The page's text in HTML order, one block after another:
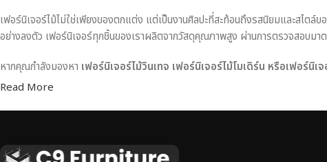
เฟอร์นิเจอร์ไม้ไม่ใช่เพียงของตกแต่ง แต่เป็นงานศิลปะที่สะท้อนถึงรสนิยมและสไตล์ข
อย่างลงตัว เฟอร์นิเจอร์ทุกชิ้นของเราผลิตจากวัสดุคุณภาพสูง ผ่านการตรวจสอบมา
หากคุณกำลังมองหา เฟอร์นิเจอร์ไม้วินเทจ เฟอร์นิเจอร์ไม้โมเดิร์น หรือเฟอร์นิ
Read More